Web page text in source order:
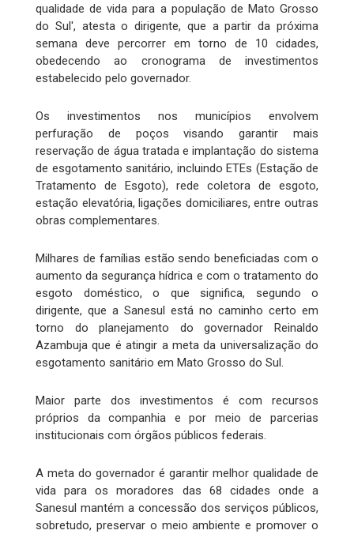
qualidade de vida para a população de Mato Grosso
do Sul', atesta o dirigente, que a partir da próxima
semana deve percorrer em torno de 10 cidades,
obedecendo ao cronograma de investimentos
estabelecido pelo governador.
Os investimentos nos municípios envolvem
perfuração de poços visando garantir mais
reservação de água tratada e implantação do sistema
de esgotamento sanitário, incluindo ETEs (Estação de
Tratamento de Esgoto), rede coletora de esgoto,
estação elevatória, ligações domiciliares, entre outras
obras complementares.
Milhares de famílias estão sendo beneficiadas com o
aumento da segurança hídrica e com o tratamento do
esgoto doméstico, o que significa, segundo o
dirigente, que a Sanesul está no caminho certo em
torno do planejamento do governador Reinaldo
Azambuja que é atingir a meta da universalização do
esgotamento sanitário em Mato Grosso do Sul.
Maior parte dos investimentos é com recursos
próprios da companhia e por meio de parcerias
institucionais com órgãos públicos federais.
A meta do governador é garantir melhor qualidade de
vida para os moradores das 68 cidades onde a
Sanesul mantém a concessão dos serviços públicos,
sobretudo, preservar o meio ambiente e promover o